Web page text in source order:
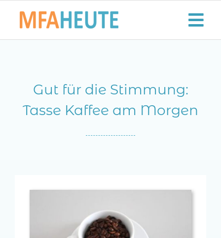
Inhalt
Aktuelles
MFA-heute Newsletter-Anmeldung
Gut für die Stimmung:
Tasse Kaffee am Morgen